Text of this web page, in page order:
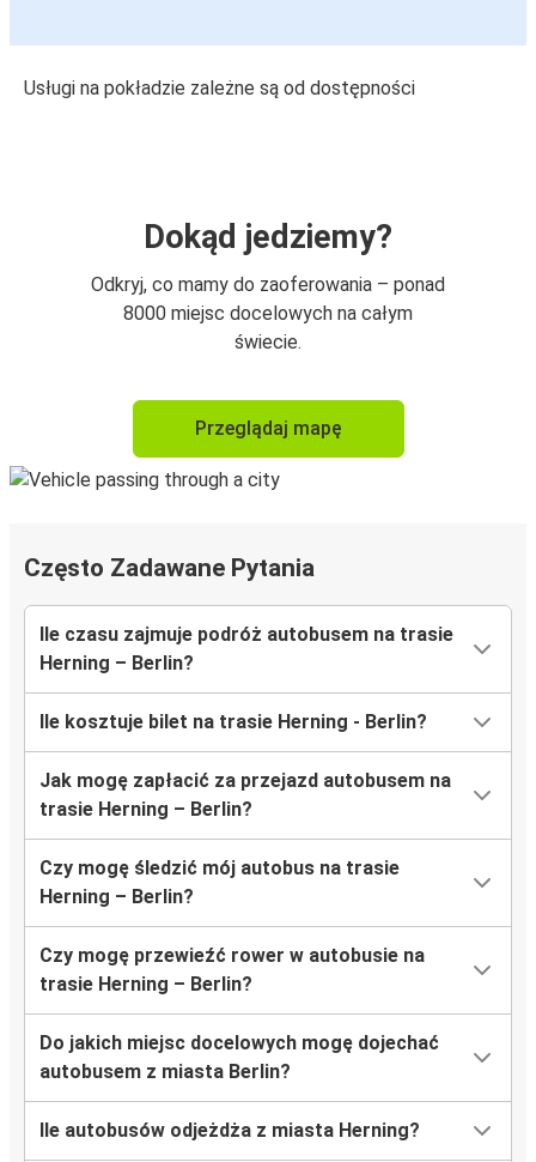
Usługi na pokładzie zależne są od dostępności
Dokąd jedziemy?
Odkryj, co mamy do zaoferowania – ponad
8000 miejsc docelowych na całym
świecie.
Przeglądaj mapę
Często Zadawane Pytania
Ile czasu zajmuje podróż autobusem na trasie
Herning – Berlin?
Ile kosztuje bilet na trasie Herning - Berlin?
Jak mogę zapłacić za przejazd autobusem na
trasie Herning – Berlin?
Czy mogę śledzić mój autobus na trasie
Herning – Berlin?
Czy mogę przewieźć rower w autobusie na
trasie Herning – Berlin?
Do jakich miejsc docelowych mogę dojechać
autobusem z miasta Berlin?
Ile autobusów odjeżdża z miasta Herning?